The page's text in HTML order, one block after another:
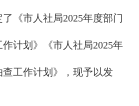
《市人社局2025年度部门
计划》《市人社局2025年
工作计划》，现予以发